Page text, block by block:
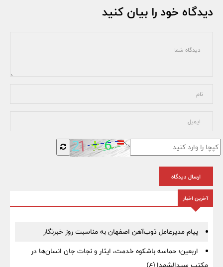
دیدگاه خود را بیان کنید
ارسال دیدگاه
آخرین اخبار
پیام مدیرعامل ذوب‌آهن اصفهان به مناسبت روز خبرنگار
اربعین؛ حماسه باشکوه خدمت، ایثار و نجات جان انسان‌ها در